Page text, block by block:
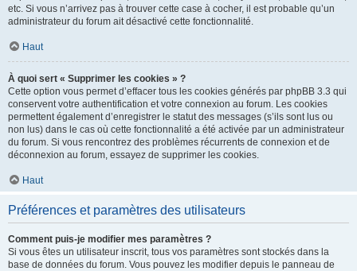
etc. Si vous n’arrivez pas à trouver cette case à cocher, il est probable qu’un
administrateur du forum ait désactivé cette fonctionnalité.
Haut
À quoi sert « Supprimer les cookies » ?
Cette option vous permet d’effacer tous les cookies générés par phpBB 3.3 qui
conservent votre authentification et votre connexion au forum. Les cookies
permettent également d’enregistrer le statut des messages (s’ils sont lus ou
non lus) dans le cas où cette fonctionnalité a été activée par un administrateur
du forum. Si vous rencontrez des problèmes récurrents de connexion et de
déconnexion au forum, essayez de supprimer les cookies.
Haut
Préférences et paramètres des utilisateurs
Comment puis-je modifier mes paramètres ?
Si vous êtes un utilisateur inscrit, tous vos paramètres sont stockés dans la
base de données du forum. Vous pouvez les modifier depuis le panneau de